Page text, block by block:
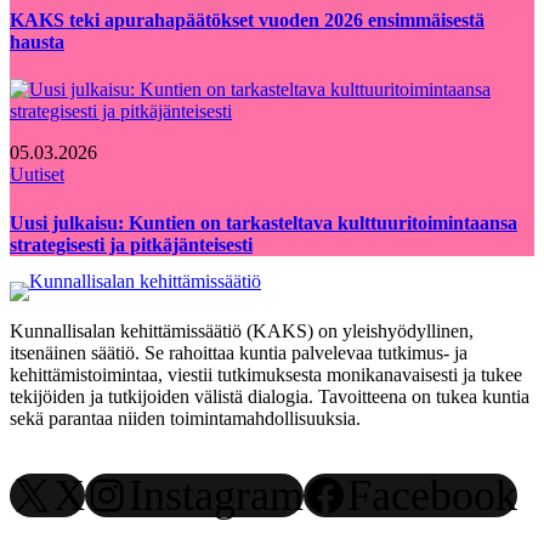
KAKS teki apurahapäätökset vuoden 2026 ensimmäisestä
hausta
05.03.2026
Uutiset
Uusi julkaisu: Kuntien on tarkasteltava kulttuuritoimintaansa
strategisesti ja pitkäjänteisesti
Kunnallisalan kehittämissäätiö (KAKS) on yleishyödyllinen,
itsenäinen säätiö. Se rahoittaa kuntia palvelevaa tutkimus- ja
kehittämistoimintaa, viestii tutkimuksesta monikanavaisesti ja tukee
tekijöiden ja tutkijoiden välistä dialogia. Tavoitteena on tukea kuntia
sekä parantaa niiden toimintamahdollisuuksia.
X Instagram Facebook